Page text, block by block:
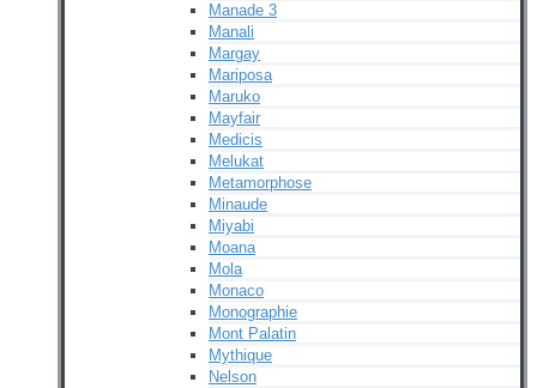
Manade 3
Manali
Margay
Mariposa
Maruko
Mayfair
Medicis
Melukat
Metamorphose
Minaude
Miyabi
Moana
Mola
Monaco
Monographie
Mont Palatin
Mythique
Nelson